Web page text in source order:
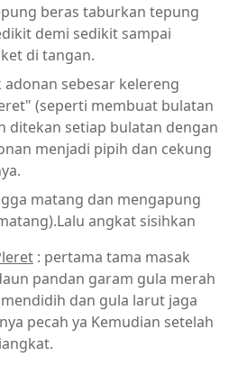
beras taburkan tepung
demi sedikit sampai
di tangan.
sebesar kelereng
(seperti membuat bulatan
ditekan setiap bulatan dengan
menjadi pipih dan cekung
matang dan mengapung
angkat sisihkan
: pertama tama masak
pandan garam gula merah
dan gula larut jaga
pecah ya Kemudian setelah